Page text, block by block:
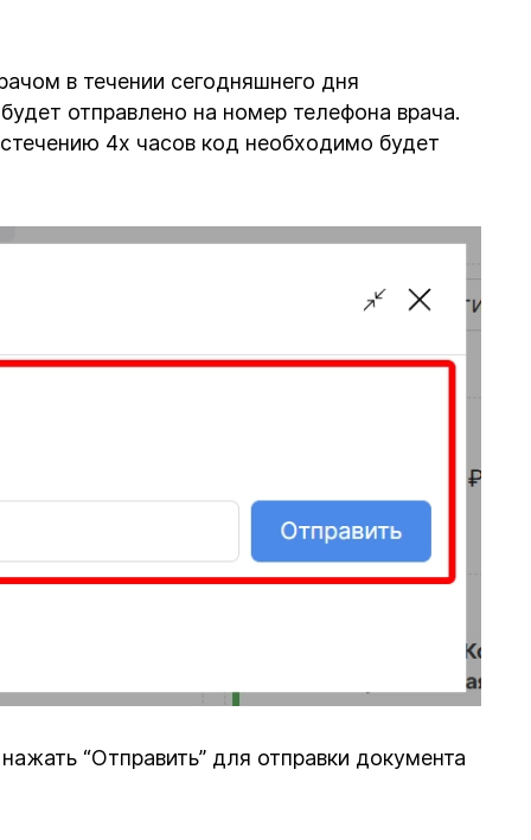
в течении сегодняшнего дня
отправлено на номер телефона врача.
4х часов код необходимо будет
“Отправить” для отправки документа